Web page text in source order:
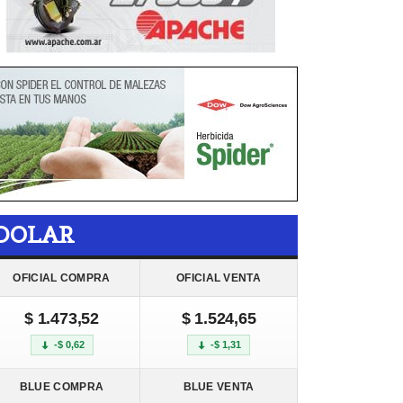
OFICIAL COMPRA OFICIAL VENTA
$ 1.473,52
-$ 0,62
$ 1.524,65
-$ 1,31
BLUE COMPRA BLUE VENTA